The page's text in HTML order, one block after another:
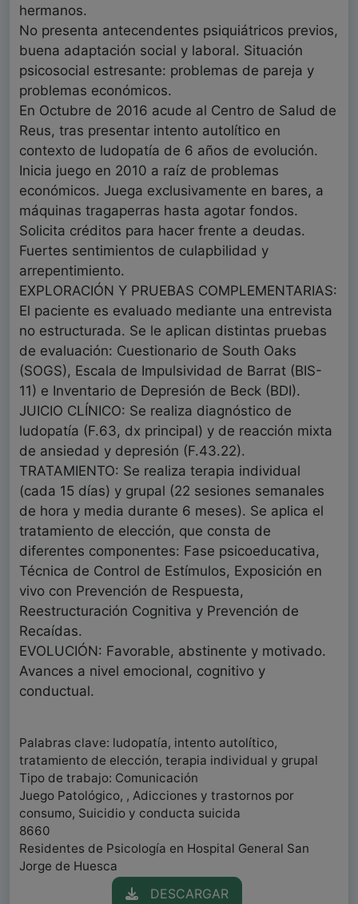
hermanos.
No presenta antecendentes psiquiátricos previos,
buena adaptación social y laboral. Situación
psicosocial estresante: problemas de pareja y
problemas económicos.
En Octubre de 2016 acude al Centro de Salud de
Reus, tras presentar intento autolítico en
contexto de ludopatía de 6 años de evolución.
Inicia juego en 2010 a raíz de problemas
económicos. Juega exclusivamente en bares, a
máquinas tragaperras hasta agotar fondos.
Solicita créditos para hacer frente a deudas.
Fuertes sentimientos de culapbilidad y
arrepentimiento.
EXPLORACIÓN Y PRUEBAS COMPLEMENTARIAS:
El paciente es evaluado mediante una entrevista
no estructurada. Se le aplican distintas pruebas
de evaluación: Cuestionario de South Oaks
(SOGS), Escala de Impulsividad de Barrat (BIS-
11) e Inventario de Depresión de Beck (BDI).
JUICIO CLÍNICO: Se realiza diagnóstico de
ludopatía (F.63, dx principal) y de reacción mixta
de ansiedad y depresión (F.43.22).
TRATAMIENTO: Se realiza terapia individual
(cada 15 días) y grupal (22 sesiones semanales
de hora y media durante 6 meses). Se aplica el
tratamiento de elección, que consta de
diferentes componentes: Fase psicoeducativa,
Técnica de Control de Estímulos, Exposición en
vivo con Prevención de Respuesta,
Reestructuración Cognitiva y Prevención de
Recaídas.
EVOLUCIÓN: Favorable, abstinente y motivado.
Avances a nivel emocional, cognitivo y
conductual.
Palabras clave: ludopatía, intento autolítico,
tratamiento de elección, terapia individual y grupal
Tipo de trabajo: Comunicación
Juego Patológico, , Adicciones y trastornos por
consumo, Suicidio y conducta suicida
8660
Residentes de Psicología en Hospital General San
Jorge de Huesca
DESCARGAR